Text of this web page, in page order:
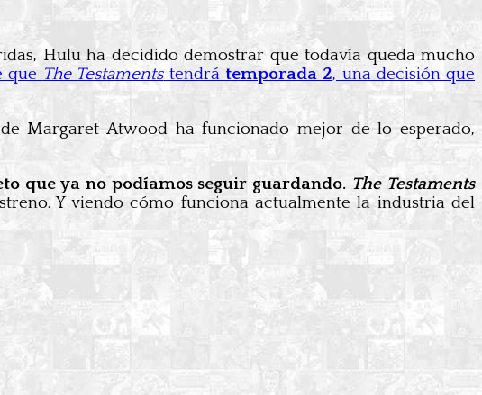
Hulu ha decidido demostrar que todavía queda mucho
que The Testamentstendrá temporada 2, una decisión que
Margaret Atwood ha funcionado mejor de lo esperado,
que ya no podíamos seguir guardando. The Testaments
Y viendo cómo funciona actualmente la industria del